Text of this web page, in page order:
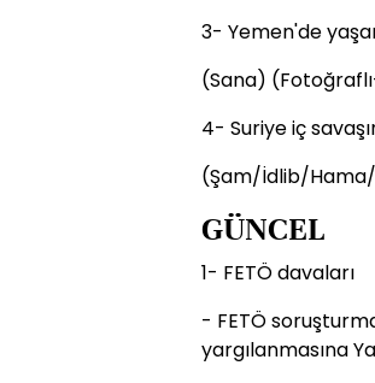
3- Yemen'de
(Sana)
4- Suriye iç
(Şam/İdlib/
GÜNCEL
1- FETÖ davaları
- FETÖ
yargılanmasına